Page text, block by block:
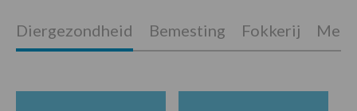
Diergezondheid Bemesting Fokkerij